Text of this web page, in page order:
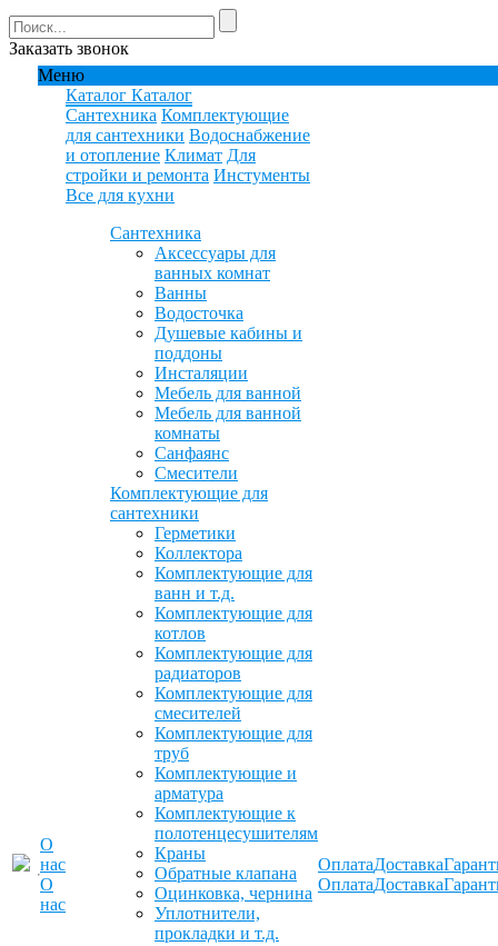
Заказать звонок
Меню
О
нас
О
нас
Каталог Каталог
Сантехника Комплектующие
для сантехники Водоснабжение
и отопление Климат Для
стройки и ремонта Инстументы
Все для кухни
Сантехника
Аксессуары для
ванных комнат
Ванны
Водосточка
Душевые кабины и
поддоны
Инсталяции
Мебель для ванной
Мебель для ванной
комнаты
Санфаянс
Смесители
Комплектующие для
сантехники
Герметики
Коллектора
Комплектующие для
ванн и т.д.
Комплектующие для
котлов
Комплектующие для
радиаторов
Комплектующие для
смесителей
Комплектующие для
труб
Комплектующие и
арматура
Комплектующие к
полотенцесушителям
Краны
Обратные клапана
Оцинковка, чернина
Уплотнители,
прокладки и т.д.
Оплата
Оплата
Доставка
Доставка